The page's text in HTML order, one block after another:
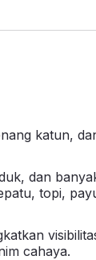
katun,
dan
topi,
cahaya.